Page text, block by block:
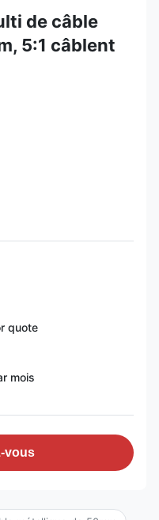
de câble
5:1 câblent
quote
mois
vous